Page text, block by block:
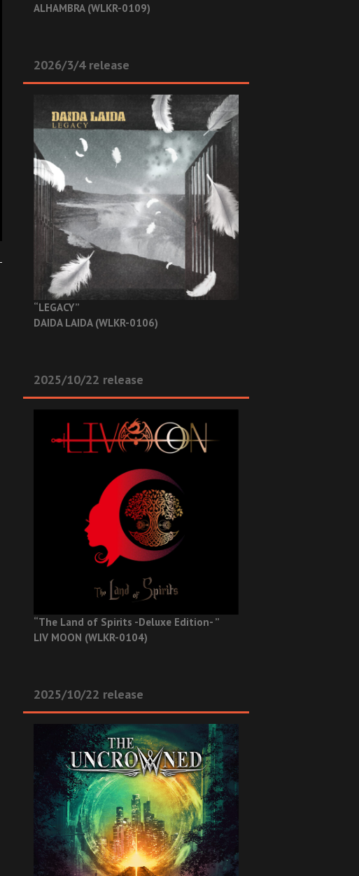
ALHAMBRA (WLKR-0109)
2026/3/4 release
“LEGACY”
DAIDA LAIDA (WLKR-0106)
2025/10/22 release
“The Land of Spirits -Deluxe Edition- ”
LIV MOON (WLKR-0104)
2025/10/22 release